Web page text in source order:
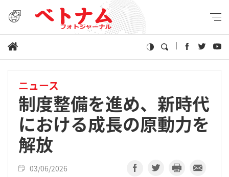
ニュース
制度整備を進め、新時代
における成長の原動力を
解放
03/06/2026